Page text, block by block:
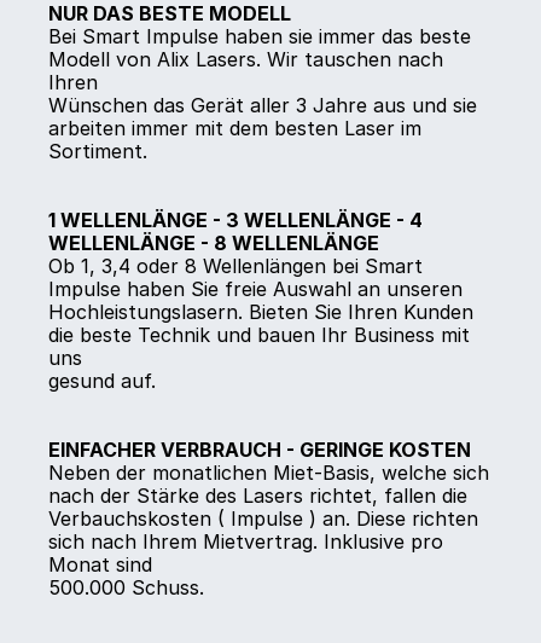
NUR DAS BESTE MODELL
Bei Smart Impulse haben sie immer das beste
Modell von Alix Lasers. Wir tauschen nach
Ihren
Wünschen das Gerät aller 3 Jahre aus und sie
arbeiten immer mit dem besten Laser im
Sortiment.
1 WELLENLÄNGE - 3 WELLENLÄNGE - 4
WELLENLÄNGE - 8 WELLENLÄNGE
Ob 1, 3,4 oder 8 Wellenlängen bei Smart
Impulse haben Sie freie Auswahl an unseren
Hochleistungslasern. Bieten Sie Ihren Kunden
die beste Technik und bauen Ihr Business mit
uns
gesund auf.
EINFACHER VERBRAUCH - GERINGE KOSTEN
Neben der monatlichen Miet-Basis, welche sich
nach der Stärke des Lasers richtet, fallen die
Verbauchskosten ( Impulse ) an. Diese richten
sich nach Ihrem Mietvertrag. Inklusive pro
Monat sind
500.000 Schuss.